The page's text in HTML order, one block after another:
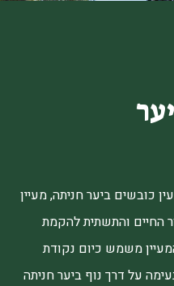
כובשים ביער חניתה, מעיין
החיים והתשתית להקמת
משמש כיום נקודת
על דרך נוף ביער חניתה